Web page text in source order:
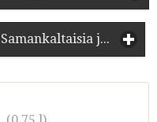
Samankaltaisia juomia